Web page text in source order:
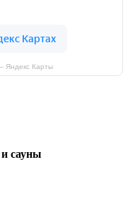
Яндекс Карты
сауны